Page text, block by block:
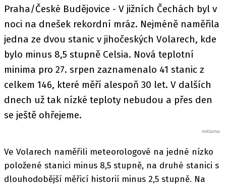
Praha/České Budějovice - V jižních Čechách byl v
noci na dnešek rekordní mráz. Nejméně naměřila
jedna ze dvou stanic v jihočeských Volarech, kde
bylo minus 8,5 stupně Celsia. Nová teplotní
minima pro 27. srpen zaznamenalo 41 stanic z
celkem 146, které měří alespoň 30 let. V dalších
dnech už tak nízké teploty nebudou a přes den
se ještě ohřejeme.
Ve Volarech naměřili meteorologové na jedné nízko
položené stanici minus 8,5 stupně, na druhé stanici s
dlouhodobější měřicí historií minus 2,5 stupně. Na